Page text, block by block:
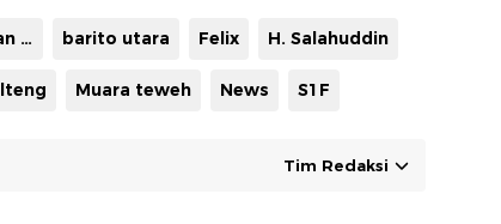
Bantuan korban kebakaran barito utara Felix H. Salahuddin
Muara teweh News S1F
Tim Redaksi